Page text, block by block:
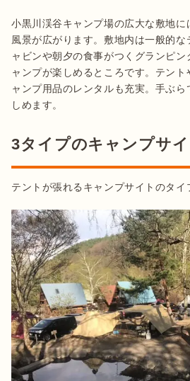
小黒川渓谷キャンプ場の広大な敷地に
風景が広がります。敷地内は一般的
ャビンや朝夕の食事がつくグランピ
ャンプが楽しめるところです。テン
ャンプ用品のレンタルも充実。手ぶ
3タイプのキャンプサ
テントが張れるキャンプサイトのタイ